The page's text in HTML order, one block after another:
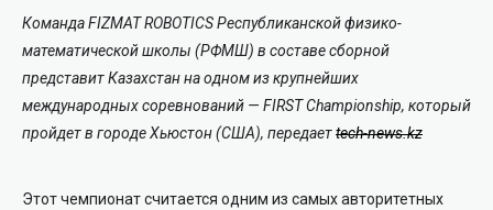
Команда FIZMAT ROBOTICS Республиканской физико-
математической школы (РФМШ) в составе сборной
представит Казахстан на одном из крупнейших
международных соревнований — FIRST Championship, который
пройдет в городе Хьюстон (США), передаетtech-news.kz
Этот чемпионат считается одним из самых авторитетных